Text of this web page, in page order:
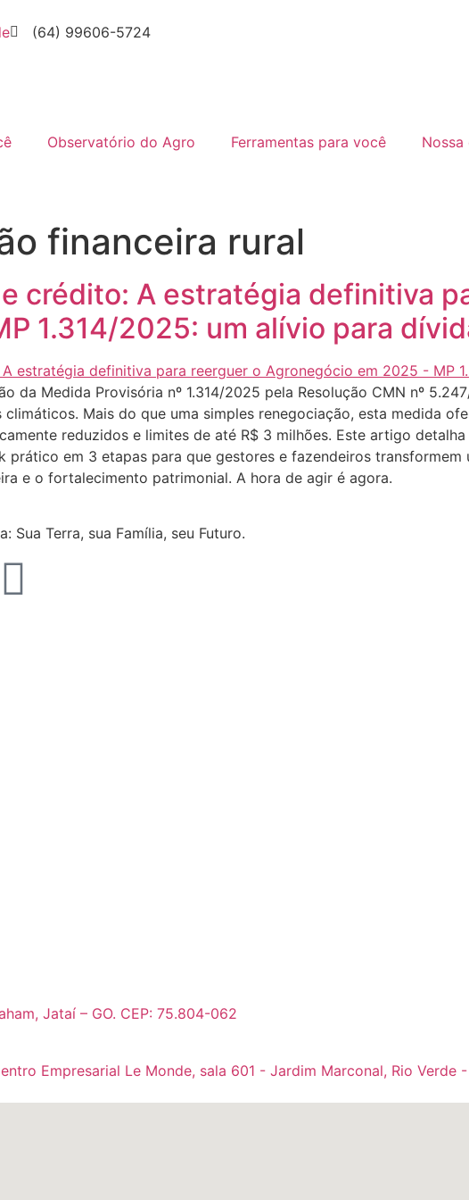
(64) 99606-5724
Observatório do Agro Ferramentas para você Nossa
financeira rural
crédito: A estratégia definitiva
1.314/2025: um alívio para
da Medida Provisória nº 1.314/2025 pela Resolução CMN nº
Mais do que uma simples renegociação, esta medida
reduzidos e limites de até R$ 3 milhões. Este artigo
prático em 3 etapas para que gestores e fazendeiros transformem
e o fortalecimento patrimonial. A hora de agir é agora.
Sua Terra, sua Família, seu Futuro.
Jataí – GO. CEP: 75.804-062
Empresarial Le Monde, sala 601 - Jardim Marconal, Rio Verde -